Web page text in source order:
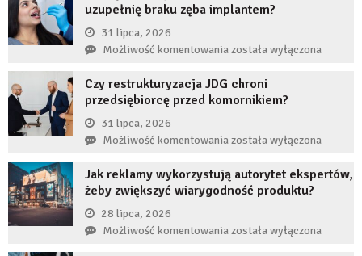
uzupełnię braku zęba implantem?
31 lipca, 2026
Możliwość komentowaniaCo
stanie,
jeśli
długi
uzupełnię
implantem?
została wyłączona
Czy restrukturyzacja JDG chroni
przedsiębiorcę przed komornikiem?
31 lipca, 2026
Możliwość komentowaniaCzy
JDG
chroni
przed
komornikiem?
została wyłączona
Jak reklamy wykorzystują autorytet ekspertów,
żeby zwiększyć wiarygodność produktu?
28 lipca, 2026
Możliwość komentowaniaJak
została wyłączona